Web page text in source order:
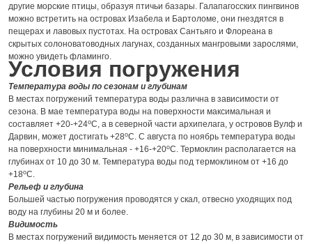
другие морские птицы, образуя птичьи базары. Галапагосских пингвинов
можно встретить на островах Изабела и Бартоломе, они гнездятся в
пещерах и лавовых пустотах. На островах Сантьяго и Флореана в
скрытых солоноватоводных лагунах, созданных мангровыми зарослями,
можно увидеть фламинго.
Условия погружения
Температура воды по сезонам и глубинам
В местах погружений температура воды различна в зависимости от
сезона. В мае температура воды на поверхности максимальная и
составляет +20-+24оС, а в северной части архипелага, у островов Вулф и
Дарвин, может достигать +28оС. С августа по ноябрь температура воды
на поверхности минимальная - +16-+20оС. Термоклин располагается на
глубинах от 10 до 30 м. Температура воды под термоклином от +16 до
+18оС.
Рельеф и глубина
Большей частью погружения проводятся у скал, отвесно уходящих под
воду на глубины 20 м и более.
Видимость
В местах погружений видимость меняется от 12 до 30 м, в зависимости от